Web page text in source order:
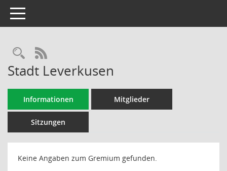
Toggle navigation
Rechercheauswahl
RSS-Feed
Stadt Leverkusen
Informationen Mitglieder
Sitzungen
Keine Angaben zum Gremium gefunden.